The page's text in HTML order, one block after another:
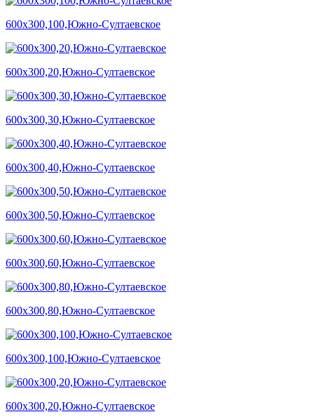
600х300,100,Южно-Султаевское
600х300,20,Южно-Султаевское
600х300,30,Южно-Султаевское
600х300,40,Южно-Султаевское
600х300,50,Южно-Султаевское
600х300,60,Южно-Султаевское
600х300,80,Южно-Султаевское
600х300,100,Южно-Султаевское
600х300,20,Южно-Султаевское